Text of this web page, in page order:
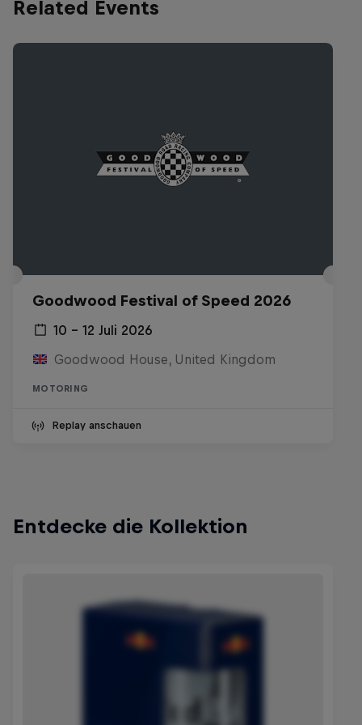
Related Events
Goodwood Festival of Speed 2026
10 – 12 Juli 2026
Goodwood House, United Kingdom
MOTORING
Replay anschauen
Entdecke die Kollektion